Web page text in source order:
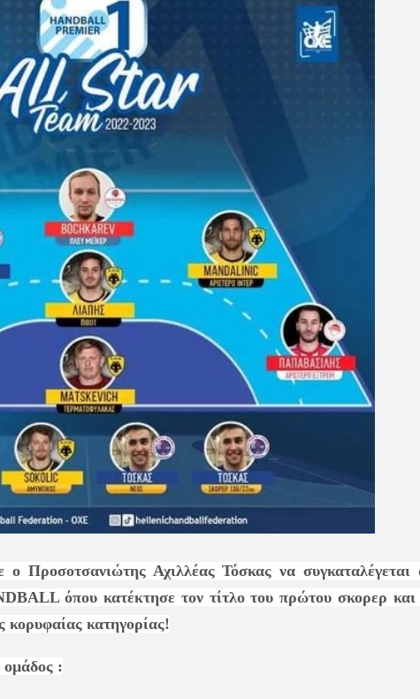
Προσοτσανιώτης Αχιλλέας Τόσκας να συγκαταλέγεται
όπου κατέκτησε τον τίτλο του πρώτου σκορερ και
κορυφαίας κατηγορίας!
ομάδος :